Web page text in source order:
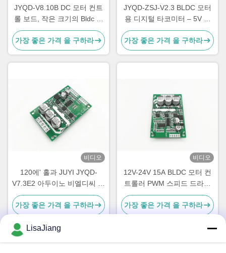
JYQD-V8.10B DC 모터 컨트
롤 보드, 작은 크기의 Bldc 모
터 드라이버 보드
가장 좋은 가격 을 구하라
JYQD-ZSJ-V2.3 BLDC 모터
용 디지털 타코미터 – 5V 펄
스 신호 RPM 미터 | 고정밀
속도 표시 0–99999RPM |
JYQD 모터 드라이버와 호환
가장 좋은 가격 을 구하라
비디오
120에' 홀과 JUYI JYQD-
V7.3E2 아두이노 비엘디씨 모
터 운전자 MAX 출력 500W
홀 효과
가장 좋은 가격 을 구하라
비디오
12V-24V 15A BLDC 모터 컨
트롤러 PWM 스피드 드라이
버 센서 없는 BLDC 모터
JYQD-V6.3E2
가장 좋은 가격 을 구하라
LisaJiang